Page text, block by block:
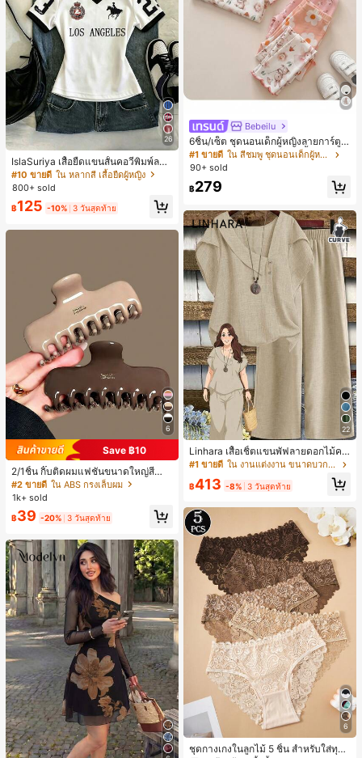
26
IslaSuriya เสื้อยืดแขนสั้นคอวีพิมพ์ลาย
สีตัดกันสำหรับผู้หญิง
#10 ขายดี ใน หลากสี เสื้อยืดผู้หญิง
800+ sold
฿125 -10% 3 วันสุดท้าย
6
Save ฿10
2/1ชิ้น กิ๊บติดผมแฟชั่นขนาดใหญ่สีน้ำ
ตาลชานมสำหรับผู้หญิง เหมาะสำหรับก
ารอาบน้ำ ล้างหน้า และจัดแต่งทรงผม
#2 ขายดี ใน ABS กรงเล็บผม
1k+ sold
฿39 -20% 3 วันสุดท้าย
Bebeilu
6ชิ้น/เซ็ต ชุดนอนเด็กผู้หญิงลายการ์ตูน
หมีและดอกไม้ คอกลม แขนสั้น กางเกง
ขาสั้น ขอบระบาย สวมใส่สบาย
#1 ขายดี
ใน สีชมพู ชุดนอนเด็กผู้หญิง
90+ sold
฿279
22
Linhara เสื้อเชิ้ตแขนพัฟลายดอกไม้คอ
ปกไม่สมมาตรสำหรับผู้หญิงไซส์ใหญ่ +
น สำหรับฤดูใบไม้ผลิ/ฤดูร้อน
#1 ขายดี ใน งานแต่งงาน ขนาดบวก Co-Ords
฿413 -8% 3 วันสุดท้าย
6
ชุดกางเกงในลูกไม้ 5 ชิ้น สำหรับใส่ทุกวั
#1 ขายดี
ลูกค้ากลับมาซื้อซ้ำ!